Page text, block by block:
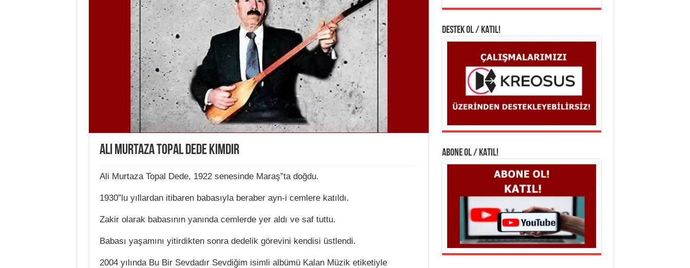
Ali Murtaza Topal Dede Kimdir
Ali Murtaza Topal Dede, 1922 senesinde Maraş”ta doğdu.
1930”lu yıllardan itibaren babasıyla beraber ayn-i cemlere katıldı.
Zakir olarak babasının yanında cemlerde yer aldı ve saf tuttu.
Babası yaşamını yitirdikten sonra dedelik görevini kendisi üstlendi.
2004 yılında Bu Bir Sevdadır Sevdiğim isimli albümü Kalan Müzik etiketiyle
DESTEK OL / KATIL!
ABONE OL / KATIL!